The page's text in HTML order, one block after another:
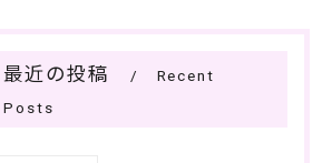
最近の投稿
Recent
Posts